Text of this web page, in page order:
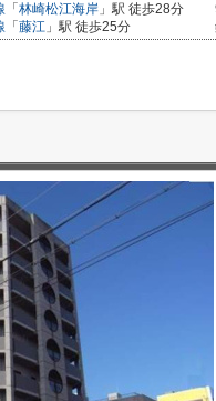
「 林崎松江海岸 」駅 徒歩28分
「 藤江 」駅 徒歩25分